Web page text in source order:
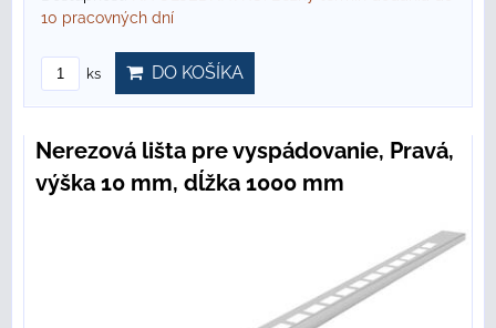
10 pracovných dní
ks DO KOŠÍKA
Nerezová lišta pre vyspádovanie, Pravá,
výška 10 mm, dĺžka 1000 mm